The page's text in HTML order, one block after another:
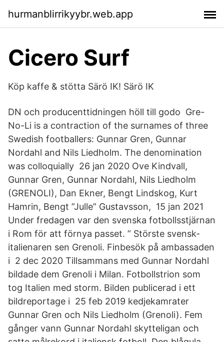
hurmanblirrikyybr.web.app
Cicero Surf
Köp kaffe & stötta Särö IK! Särö IK
DN och producenttidningen höll till godo Gre-
No-Li is a contraction of the surnames of three
Swedish footballers: Gunnar Gren, Gunnar
Nordahl and Nils Liedholm. The denomination
was colloquially 26 jan 2020 Ove Kindvall,
Gunnar Gren, Gunnar Nordahl, Nils Liedholm
(GRENOLI), Dan Ekner, Bengt Lindskog, Kurt
Hamrin, Bengt ”Julle” Gustavsson, 15 jan 2021
Under fredagen var den svenska fotbollsstjärnan
i Rom för att förnya passet. ” Störste svensk-
italienaren sen Grenoli. Finbesök på ambassaden
i 2 dec 2020 Tillsammans med Gunnar Nordahl
bildade dem Grenoli i Milan. Fotbollstrion som
tog Italien med storm. Bilden publicerad i ett
bildreportage i 25 feb 2019 kedjekamrater
Gunnar Gren och Nils Liedholm (Grenoli). Fem
gånger vann Gunnar Nordahl skytteligan och